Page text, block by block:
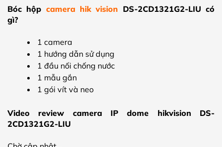
Bóc hộp camera hik vision DS-2CD1321G2-LIU có
gì?
1 camera
1 hướng dẫn sử dụng
1 đầu nối chống nước
1 mẫu gắn
1 gói vít và neo
Video review camera IP dome hikvision DS-
2CD1321G2-LIU